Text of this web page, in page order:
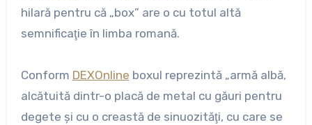
hilară pentru că „box” are o cu totul altă
semnificaţie în limba romană.
Conform DEXOnline boxul reprezintă „armă albă,
alcătuită dintr-o placă de metal cu găuri pentru
degete şi cu o creastă de sinuozităţi, cu care se